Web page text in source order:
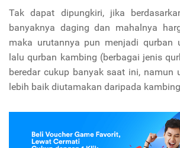
Tak dapat dipungkiri, jika
banyaknya daging dan mahalnya
maka urutannya pun menjadi qurban
lalu qurban kambing (berbagai jenis
beredar cukup banyak saat ini, namun
lebih baik diutamakan daripada